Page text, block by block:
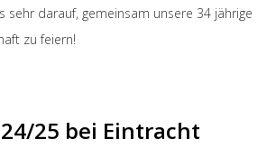
sehr darauf, gemeinsam unsere 34 jährige
zu feiern!
25 bei Eintracht